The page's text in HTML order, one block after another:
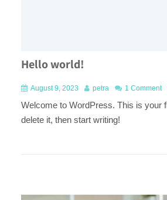
Hello world!
August 9, 2023 petra 1 Comment
Welcome to WordPress. This is your
delete it, then start writing!